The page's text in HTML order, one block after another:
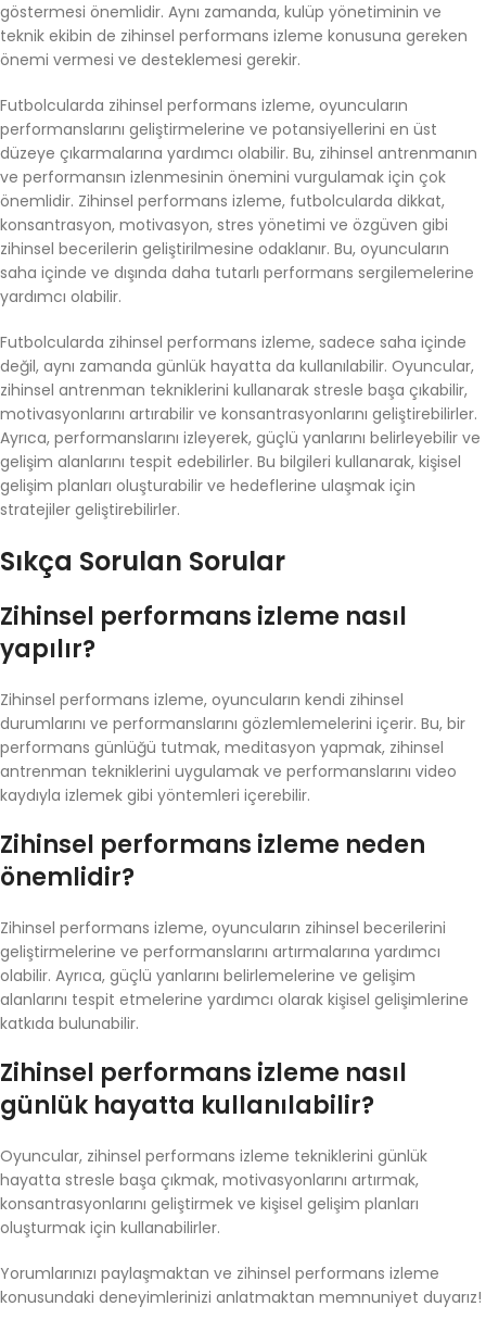
göstermesi önemlidir. Aynı zamanda, kulüp yönetiminin ve
teknik ekibin de zihinsel performans izleme konusuna gereken
önemi vermesi ve desteklemesi gerekir.
Futbolcularda zihinsel performans izleme, oyuncuların
performanslarını geliştirmelerine ve potansiyellerini en üst
düzeye çıkarmalarına yardımcı olabilir. Bu, zihinsel antrenmanın
ve performansın izlenmesinin önemini vurgulamak için çok
önemlidir. Zihinsel performans izleme, futbolcularda dikkat,
konsantrasyon, motivasyon, stres yönetimi ve özgüven gibi
zihinsel becerilerin geliştirilmesine odaklanır. Bu, oyuncuların
saha içinde ve dışında daha tutarlı performans sergilemelerine
yardımcı olabilir.
Futbolcularda zihinsel performans izleme, sadece saha içinde
değil, aynı zamanda günlük hayatta da kullanılabilir. Oyuncular,
zihinsel antrenman tekniklerini kullanarak stresle başa çıkabilir,
motivasyonlarını artırabilir ve konsantrasyonlarını geliştirebilirler.
Ayrıca, performanslarını izleyerek, güçlü yanlarını belirleyebilir ve
gelişim alanlarını tespit edebilirler. Bu bilgileri kullanarak, kişisel
gelişim planları oluşturabilir ve hedeflerine ulaşmak için
stratejiler geliştirebilirler.
Sıkça Sorulan Sorular
Zihinsel performans izleme nasıl
yapılır?
Zihinsel performans izleme, oyuncuların kendi zihinsel
durumlarını ve performanslarını gözlemlemelerini içerir. Bu, bir
performans günlüğü tutmak, meditasyon yapmak, zihinsel
antrenman tekniklerini uygulamak ve performanslarını video
kaydıyla izlemek gibi yöntemleri içerebilir.
Zihinsel performans izleme neden
önemlidir?
Zihinsel performans izleme, oyuncuların zihinsel becerilerini
geliştirmelerine ve performanslarını artırmalarına yardımcı
olabilir. Ayrıca, güçlü yanlarını belirlemelerine ve gelişim
alanlarını tespit etmelerine yardımcı olarak kişisel gelişimlerine
katkıda bulunabilir.
Zihinsel performans izleme nasıl
günlük hayatta kullanılabilir?
Oyuncular, zihinsel performans izleme tekniklerini günlük
hayatta stresle başa çıkmak, motivasyonlarını artırmak,
konsantrasyonlarını geliştirmek ve kişisel gelişim planları
oluşturmak için kullanabilirler.
Yorumlarınızı paylaşmaktan ve zihinsel performans izleme
konusundaki deneyimlerinizi anlatmaktan memnuniyet duyarız!